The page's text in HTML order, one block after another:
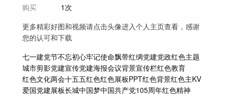
购买
1次
更多精彩好图和视频请点击头像进入个人主页查看，感谢
您的认可和下载
七一建党节不忘初心牢记使命飘带红绸党建党政红色主题
城市剪影党建宣传党建海报会议背景宣传栏红色教育
红色文化两会十五五红色红色展板PPT红色背景红色主KV
爱国党建展板长城中国梦中国共产党105周年红色精神